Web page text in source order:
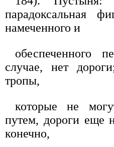
парадоксальная
намеченного и
обеспеченного
случае, нет
тропы,
которые не
путем, дороги еще
конечно,